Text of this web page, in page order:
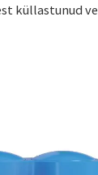
küllastunud